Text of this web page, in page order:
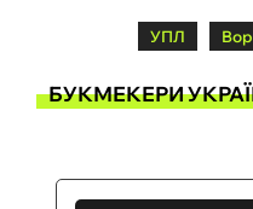
УПЛ
БУКМЕКЕРИ